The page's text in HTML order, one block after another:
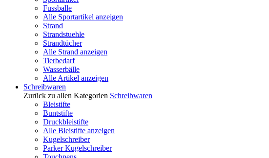
Fussballe
Alle Sportartikel anzeigen
Strand
Strandstuehle
Strandtücher
Alle Strand anzeigen
Tierbedarf
Wasserbälle
Alle Artikel anzeigen
Schreibwaren
Zurück zu allen Kategorien Schreibwaren
Bleistifte
Buntstifte
Druckbleistifte
Alle Bleistifte anzeigen
Kugelschreiber
Parker Kugelschreiber